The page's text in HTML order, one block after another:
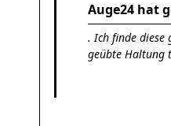
Auge24 hat
. Ich finde diese
geübte Haltung